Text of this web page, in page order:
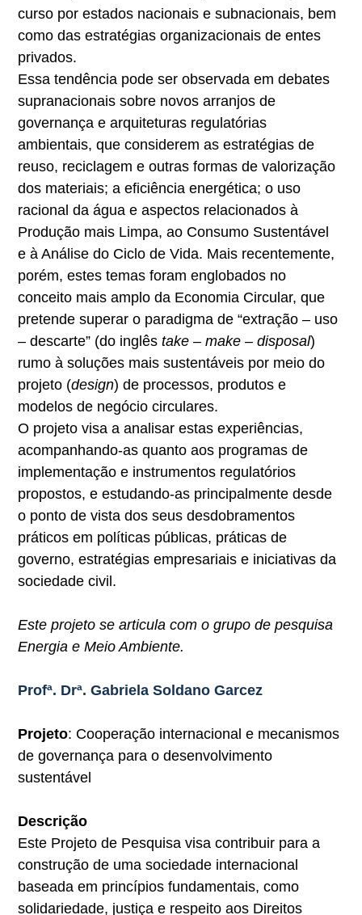
curso por estados nacionais e subnacionais, bem
como das estratégias organizacionais de entes
privados.
Essa tendência pode ser observada em debates
supranacionais sobre novos arranjos de
governança e arquiteturas regulatórias
ambientais, que considerem as estratégias de
reuso, reciclagem e outras formas de valorização
dos materiais; a eficiência energética; o uso
racional da água e aspectos relacionados à
Produção mais Limpa, ao Consumo Sustentável
e à Análise do Ciclo de Vida. Mais recentemente,
porém, estes temas foram englobados no
conceito mais amplo da Economia Circular, que
pretende superar o paradigma de “extração – uso
– descarte” (do inglêstake – make – disposal)
rumo à soluções mais sustentáveis por meio do
projeto (design) de processos, produtos e
modelos de negócio circulares.
O projeto visa a analisar estas experiências,
acompanhando-as quanto aos programas de
implementação e instrumentos regulatórios
propostos, e estudando-as principalmente desde
o ponto de vista dos seus desdobramentos
práticos em políticas públicas, práticas de
governo, estratégias empresariais e iniciativas da
sociedade civil.
Este projeto se articula com o grupo de pesquisa
Energia e Meio Ambiente.
Profª. Drª. Gabriela Soldano Garcez
Projeto: Cooperação internacional e mecanismos
de governança para o desenvolvimento
sustentável
Descrição
Este Projeto de Pesquisa visa contribuir para a
construção de uma sociedade internacional
baseada em princípios fundamentais, como
solidariedade, justiça e respeito aos Direitos